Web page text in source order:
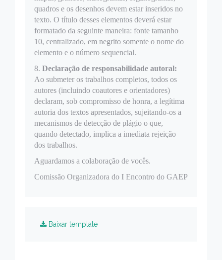
quadros e os desenhos devem estar inseridos no
texto. O título desses elementos deverá estar
formatado da seguinte maneira: fonte tamanho
10, centralizado, em negrito somente o nome do
elemento e o número sequencial.
8. Declaração de responsabilidade autoral:
Ao submeter os trabalhos completos, todos os
autores (incluindo coautores e orientadores)
declaram, sob compromisso de honra, a legítima
autoria dos textos apresentados, sujeitando-os a
mecanismos de detecção de plágio o que,
quando detectado, implica a imediata rejeição
dos trabalhos.
Aguardamos a colaboração de vocês.
Comissão Organizadora do I Encontro do GAEP
Baixar template